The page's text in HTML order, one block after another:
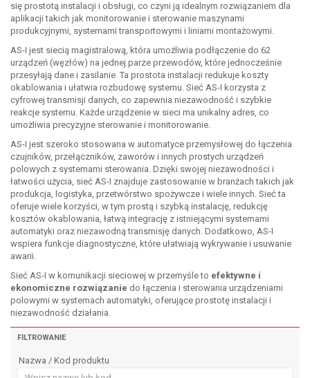
się prostotą instalacji i obsługi, co czyni ją idealnym rozwiązaniem dla
aplikacji takich jak monitorowanie i sterowanie maszynami
produkcyjnymi, systemami transportowymi i liniami montażowymi.
AS-I jest siecią magistralową, która umożliwia podłączenie do 62
urządzeń (węzłów) na jednej parze przewodów, które jednocześnie
przesyłają dane i zasilanie. Ta prostota instalacji redukuje koszty
okablowania i ułatwia rozbudowę systemu. Sieć AS-I korzysta z
cyfrowej transmisji danych, co zapewnia niezawodność i szybkie
reakcje systemu. Każde urządzenie w sieci ma unikalny adres, co
umożliwia precyzyjne sterowanie i monitorowanie.
AS-I jest szeroko stosowana w automatyce przemysłowej do łączenia
czujników, przełączników, zaworów i innych prostych urządzeń
polowych z systemami sterowania. Dzięki swojej niezawodności i
łatwości użycia, sieć AS-I znajduje zastosowanie w branżach takich jak
produkcja, logistyka, przetwórstwo spożywcze i wiele innych. Sieć ta
oferuje wiele korzyści, w tym prostą i szybką instalację, redukcję
kosztów okablowania, łatwą integrację z istniejącymi systemami
automatyki oraz niezawodną transmisję danych. Dodatkowo, AS-I
wspiera funkcje diagnostyczne, które ułatwiają wykrywanie i usuwanie
awarii.
Sieć AS-I w komunikacji sieciowej w przemyśle to efektywne i
ekonomiczne rozwiązanie do łączenia i sterowania urządzeniami
polowymi w systemach automatyki, oferujące prostotę instalacji i
niezawodność działania.
FILTROWANIE
Nazwa / Kod produktu